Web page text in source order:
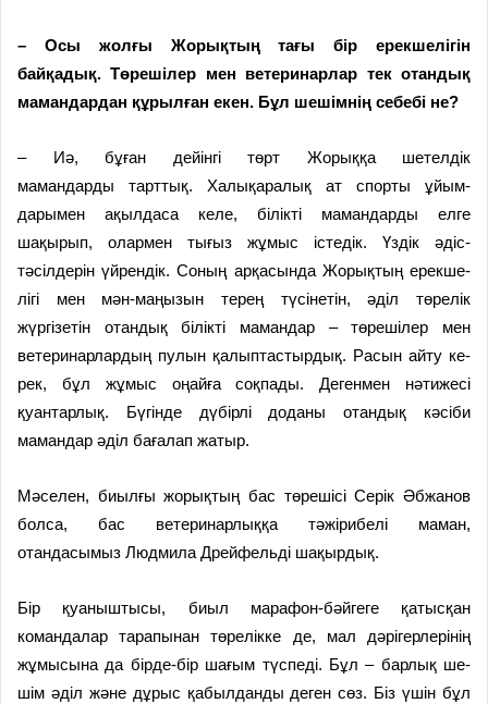
– Осы жолғы Жорықтың тағы бір ерекшелігін
байқадық. Төрешілер мен ветеринарлар тек отандық
ма­ман­дардан құрылған екен. Бұл шешімнің себебі не?
– Иә, бұған дейінгі төрт Жо­рық­қа шетелдік
мамандарды тарт­тық. Халықаралық ат спорты ұйым­
дарымен ақылдаса келе, біл­­ік­ті мамандарды елге
шақырып, олармен тығыз жұмыс істедік. Үз­дік әдіс-
тәсілдерін үйрендік. Сон­ың арқасында Жорықтың ерек­ше­
лігі мен мән-маңызын терең түсі­не­тін, әділ төрелік
жүргізетін отан­дық білікті маман­дар – төре­шілер мен
ветери­нар­лардың пулын қалыптастырдық. Расын айту ке­
рек, бұл жұмыс оңайға соқпады. Дегенмен нәти­жесі
қуантарлық. Бүгінде дүбірлі доданы отандық кәсіби
мамандар әділ бағалап жатыр.
Мәселен, биылғы жорықтың бас төрешісі Серік Әбжанов
болса, бас ветеринарлыққа тәжірибелі маман,
отандасымыз Людмила Дрей­фельді шақырдық.
Бір қуаныштысы, биыл мара­фон-бәйгеге қатысқан
командалар тарапынан төрелікке де, мал дәрі­герлерінің
жұмысына да бірде-бір шағым түспеді. Бұл – барлық ше­
шім әділ және дұрыс қабылданды деген сөз. Біз үшін бұл